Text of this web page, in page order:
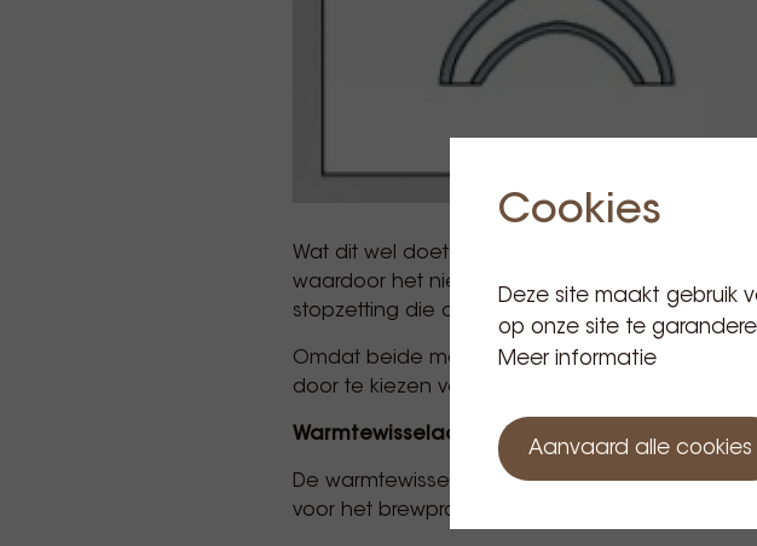
Wat dit wel doet, is voorkomen dat het water
waardoor het niet in alle koffiedeeltjes
stopzetting die de extractie zou kunnen
Omdat beide machines zijn voorzien van een
door te kiezen voor de ene machine boven de
Warmtewisselaar
De warmtewisselaars in deze
voor het brewproces.
Cookies
Deze site maakt gebruik
op onze site te
Meer informatie
Aanvaard alle cookies